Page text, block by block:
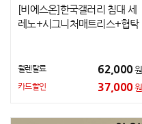
[비에스온]한국갤러리 침대 세
레노+시그니처매트리스+협탁
월렌탈료 62,000원
카드할인 37,000원